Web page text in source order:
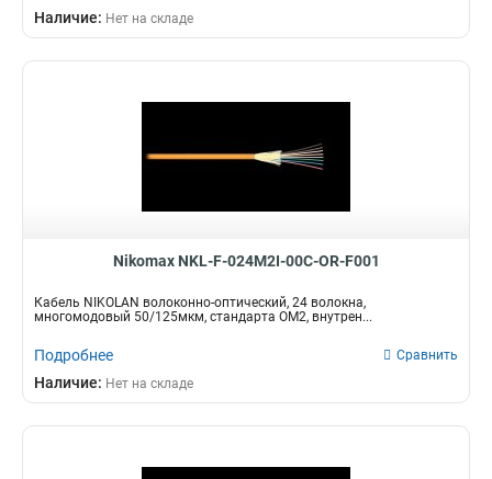
Наличие: Нет на складе
Nikomax NKL-F-024M2I-00C-OR-F001
Кабель NIKOLAN волоконно-оптический, 24 волокна,
многомодовый 50/125мкм, стандарта ОМ2, внутрен...
Подробнее Сравнить
Наличие: Нет на складе